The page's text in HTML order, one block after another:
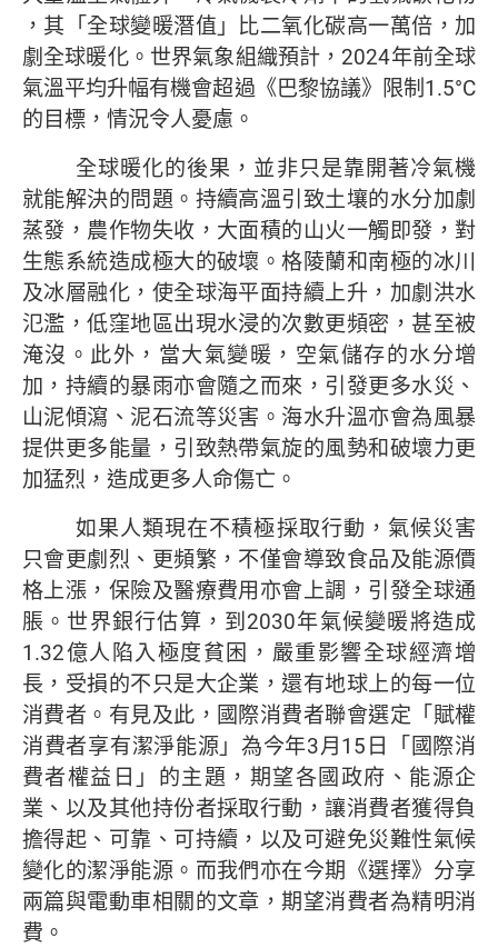
，其「全球變暖潛值」比二氧化碳高一萬倍，加
劇全球暖化。世界氣象組織預計，2024年前全球
氣溫平均升幅有機會超過《巴黎協議》限制1.5°C
的目標，情況令人憂慮。
全球暖化的後果，並非只是靠開著冷氣機
就能解決的問題。持續高溫引致土壤的水分加劇
蒸發，農作物失收，大面積的山火一觸即發，對
生態系統造成極大的破壞。格陵蘭和南極的冰川
及冰層融化，使全球海平面持續上升，加劇洪水
氾濫，低窪地區出現水浸的次數更頻密，甚至被
淹沒。此外，當大氣變暖，空氣儲存的水分增
加，持續的暴雨亦會隨之而來，引發更多水災、
山泥傾瀉、泥石流等災害。海水升溫亦會為風暴
提供更多能量，引致熱帶氣旋的風勢和破壞力更
加猛烈，造成更多人命傷亡。
如果人類現在不積極採取行動，氣候災害
只會更劇烈、更頻繁，不僅會導致食品及能源價
格上漲，保險及醫療費用亦會上調，引發全球通
脹。世界銀行估算，到2030年氣候變暖將造成
1.32億人陷入極度貧困，嚴重影響全球經濟增
長，受損的不只是大企業，還有地球上的每一位
消費者。有見及此，國際消費者聯會選定「賦權
消費者享有潔淨能源」為今年3月15日「國際消
費者權益日」的主題，期望各國政府、能源企
業、以及其他持份者採取行動，讓消費者獲得負
擔得起、可靠、可持續，以及可避免災難性氣候
變化的潔淨能源。而我們亦在今期《選擇》分享
兩篇與電動車相關的文章，期望消費者為精明消
費。